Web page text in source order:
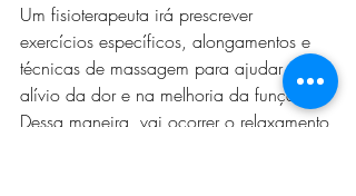
Um fisioterapeuta irá prescrever
exercícios específicos, alongamentos e
técnicas de massagem para ajudar no
alívio da dor e na melhoria da função.
Dessa maneira, vai ocorrer o relaxamento